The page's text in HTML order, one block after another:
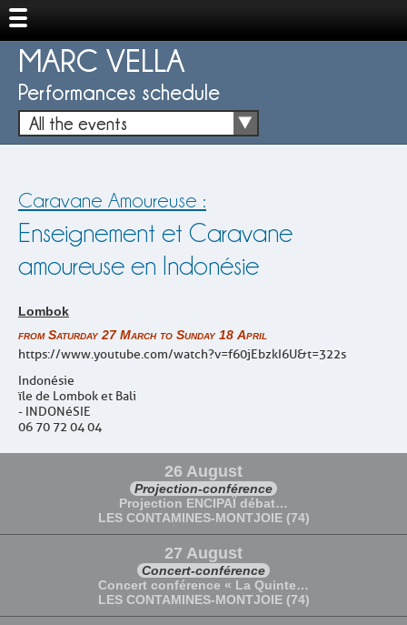
MARC VELLA
Performances schedule
All the events
Caravane Amoureuse :
Enseignement et Caravane
amoureuse en Indonésie
Lombok
from Saturday 27 March to Sunday 18 April
https://www.youtube.com/watch?v=f60jEbzkI6U&t=322s
Indonésie
ïle de Lombok et Bali
- INDONéSIE
06 70 72 04 04
26 August
Projection-conférence
Projection ENCIPAÏ débat…
LES CONTAMINES-MONTJOIE (74)
27 August
Concert-conférence
Concert conférence « La Quinte…
LES CONTAMINES-MONTJOIE (74)